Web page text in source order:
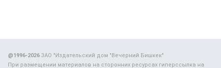
@1996-2026ЗАО "Издательский дом "Вечерний Бишкек"
При размещении материалов на сторонних ресурсах гиперссылка на